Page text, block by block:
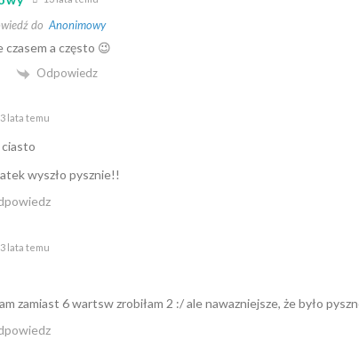
do Anonimowy
czasem a często 😉
Odpowiedz
lata temu
wyszło pysznie!!
lata temu
zamiast 6 wartsw zrobiłam 2 :/ ale nawazniejsze, że było